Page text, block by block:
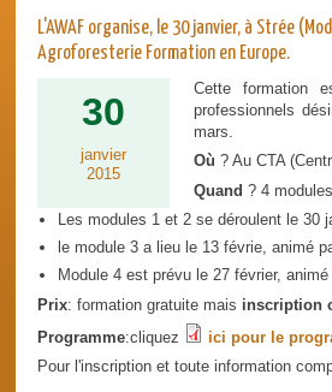
L'AWAF organise, le 30 janvier, à Strée
Agroforesterie Formation en Europe.
30
janvier
2015
Cette formation
professionnels
mars.
Où ? Au CTA
Quand ? 4
Les modules 1 et 2 se déroulent le 30
le module 3 a lieu le 13 févrie, animé
Module 4 est prévu le 27 février,
Prix: formation gratuite mais inscription
Programme:cliquez
ici pour le
Pour l'inscription et toute information